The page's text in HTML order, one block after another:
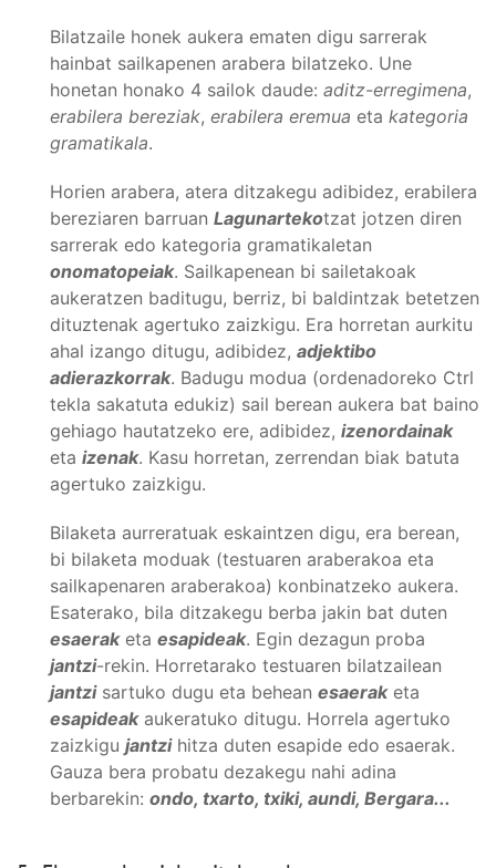
Bilatzaile honek aukera ematen digu sarrerak
hainbat sailkapenen arabera bilatzeko. Une
honetan honako 4 sailok daude: aditz-erregimena,
erabilera bereziak, erabilera eremua eta kategoria
gramatikala.
Horien arabera, atera ditzakegu adibidez, erabilera
bereziaren barruan Lagunartekotzat jotzen diren
sarrerak edo kategoria gramatikaletan
onomatopeiak. Sailkapenean bi sailetakoak
aukeratzen baditugu, berriz, bi baldintzak betetzen
dituztenak agertuko zaizkigu. Era horretan aurkitu
ahal izango ditugu, adibidez, adjektibo
adierazkorrak. Badugu modua (ordenadoreko Ctrl
tekla sakatuta edukiz) sail berean aukera bat baino
gehiago hautatzeko ere, adibidez, izenordainak
eta izenak. Kasu horretan, zerrendan biak batuta
agertuko zaizkigu.
Bilaketa aurreratuak eskaintzen digu, era berean,
bi bilaketa moduak (testuaren araberakoa eta
sailkapenaren araberakoa) konbinatzeko aukera.
Esaterako, bila ditzakegu berba jakin bat duten
esaeraketa esapideak. Egin dezagun proba
jantzi-rekin. Horretarako testuaren bilatzailean
jantzisartuko dugu eta behean esaeraketa
esapideakaukeratuko ditugu. Horrela agertuko
zaizkigu jantzihitza duten esapide edo esaerak.
Gauza bera probatu dezakegu nahi adina
berbarekin: ondo, txarto, txiki, aundi, Bergara...